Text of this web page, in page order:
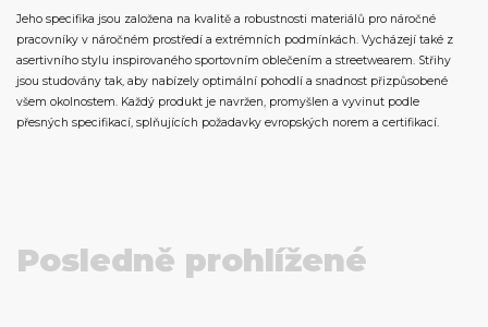
Jeho specifika jsou založena na kvalitě a robustnosti materiálů pro náročné
pracovníky v náročném prostředí a extrémních podmínkách. Vycházejí také z
asertivního stylu inspirovaného sportovním oblečením a streetwearem. Střihy
jsou studovány tak, aby nabízely optimální pohodlí a snadnost přizpůsobené
všem okolnostem. Každý produkt je navržen, promyšlen a vyvinut podle
přesných specifikací, splňujících požadavky evropských norem a certifikací.
Posledně prohlížené